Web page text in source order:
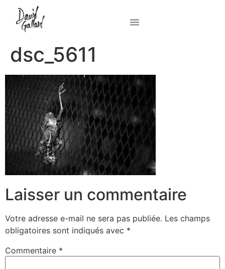
dsc_5611
Laisser un commentaire
Votre adresse e-mail ne sera pas publiée. Les champs
obligatoires sont indiqués avec *
Commentaire *